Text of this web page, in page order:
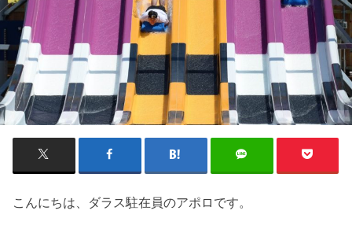
こんにちは、ダラス駐在員のアポロ です。